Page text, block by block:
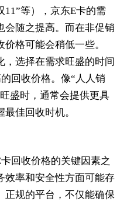
11”等），京东E卡的需
会随之提高。而在非促销
格可能会稍低一些。
，选择在需求旺盛的时间
回收价格。像“人人销
盛时，通常会提供更具
佳回收时机。
回收价格的关键因素之
效率和安全性方面可能存
正规的平台，不仅能确保